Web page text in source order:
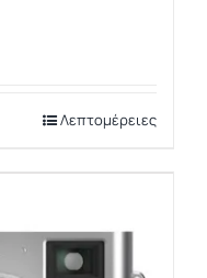
Λεπτομέρειες